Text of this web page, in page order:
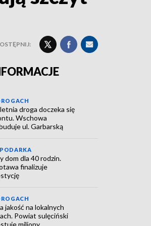
droga doczeka się
Wschowa
ul. Garbarską
dom dla 40 rodzin.
finalizuje
jakość na lokalnych
Powiat sulęciński
miliony